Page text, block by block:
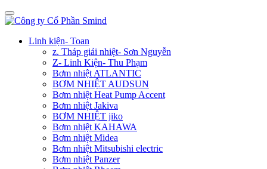
Linh kiện- Toan
z. Tháp giải nhiệt- Sơn Nguyễn
Z- Linh Kiện- Thu Phạm
Bơm nhiệt ATLANTIC
BƠM NHIỆT AUDSUN
Bơm nhiệt Heat Pump Accent
Bơm nhiệt Jakiva
BƠM NHIỆT jiko
Bơm nhiệt KAHAWA
Bơm nhiệt Midea
Bơm nhiệt Mitsubishi electric
Bơm nhiệt Panzer